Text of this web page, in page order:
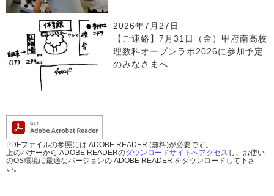
2026年7月27日
【ご連絡】7月31日（金）甲府南高校
理数科オープンラボ2026に参加予定
のみなさまへ
PDFファイルの参照には ADOBE READER (無料)が必要です。
上のバナーから ADOBE READERのダウンロードサイトへアクセス し、お使い
のOS環境に最適なバージョンの ADOBE READER をダウンロードして下さ
い。